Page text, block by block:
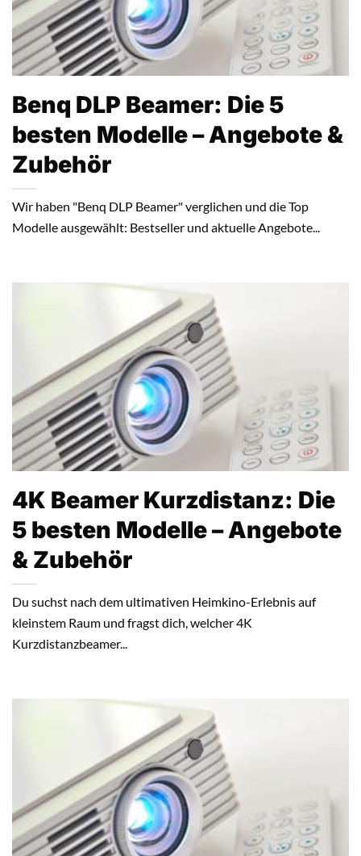
Benq DLP Beamer: Die 5
besten Modelle – Angebote &
Zubehör
Wir haben "Benq DLP Beamer" verglichen und die Top
Modelle ausgewählt: Bestseller und aktuelle Angebote...
4K Beamer Kurzdistanz: Die
5 besten Modelle – Angebote
& Zubehör
Du suchst nach dem ultimativen Heimkino-Erlebnis auf
kleinstem Raum und fragst dich, welcher 4K
Kurzdistanzbeamer...